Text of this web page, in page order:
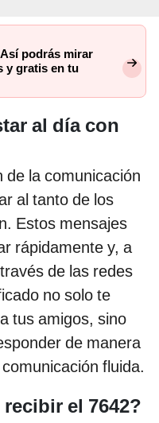
podrás mirar
y gratis en tu
al día con
de la comunicación
al tanto de los
Estos mensajes
rápidamente y, a
de las redes
no solo te
tus amigos, sino
de manera
fluida.
el 7642?